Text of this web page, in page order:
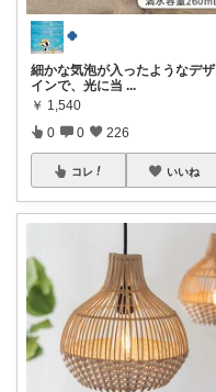
🍀
細かな気泡が入ったようなデザ
インで、光に当 ...
￥ 1,540
0 0 226
コレ いいね